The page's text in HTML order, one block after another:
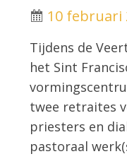
10 februari
Tijdens de
het Sint
twee retraites
priesters en
pastoraal